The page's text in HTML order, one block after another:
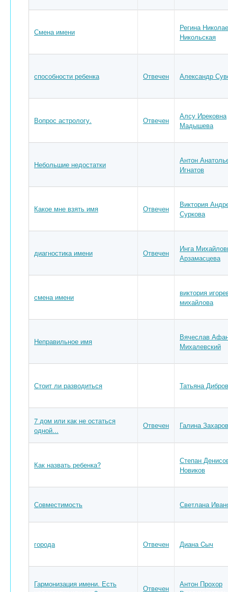
Смена имени
Регина
Никольская
способности ребенка Отвечен Александр
Вопрос астрологу. Отвечен
Алсу Ирековна
Мадышева
Небольшие недостатки
Антон
Игнатов
Какое мне взять имя Отвечен
Виктория
Суркова
диагностика имени Отвечен
Инга
Арзамасцева
смена имени
виктория
михайлова
Неправильное имя
Вячеслав
Михалевский
Стоит ли разводиться Татьяна
7 дом или как не остаться
одной...
Отвечен Галина
Как назвать ребенка?
Степан
Новиков
Совместимость Светлана
города Отвечен Диана Cыч
Гармонизация имени. Есть
Отвечен
Антон Прохор